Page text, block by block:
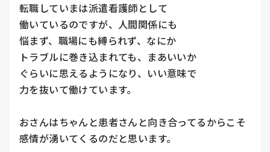
転職していまは派遣看護師として
働いているのですが、人間関係にも
悩まず、職場にも縛られず、なにか
トラブルに巻き込まれても、まあいいか
ぐらいに思えるようになり、いい意味で
力を抜いて働けています。
おさんはちゃんと患者さんと向き合ってるからこそ
感情が湧いてくるのだと思います。